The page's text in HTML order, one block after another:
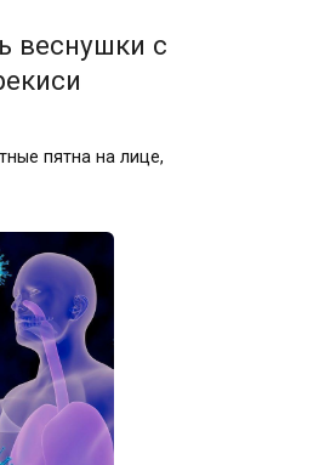
веснушки с
пятна на лице,